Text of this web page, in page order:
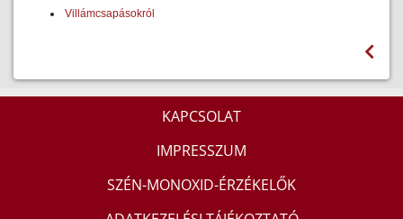
Villámcsapásokról
KAPCSOLAT
IMPRESSZUM
SZÉN-MONOXID-ÉRZÉKELŐK